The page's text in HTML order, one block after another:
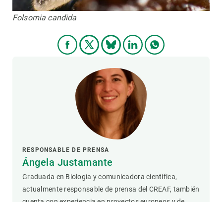
Folsomia candida
RESPONSABLE DE PRENSA
Ángela Justamante
Graduada en Biología y comunicadora científica,
actualmente responsable de prensa del CREAF, también